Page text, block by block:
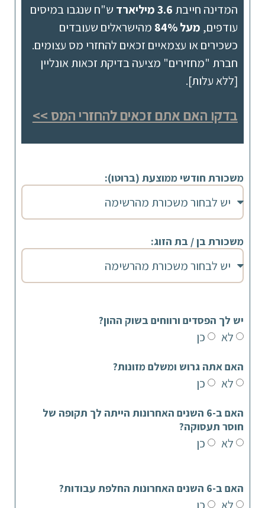
המדינה חייבת 3.6 מיליארד
ש"ח שנגבו במיסים
עודפים, מעל 84%
מהישראלים שעובדים
כשכירים או עצמאיים זכאים להחזרי מס עצומים.
חברת "מחזירים" מציעה בדיקת זכאות אונליין
[ללא עלות].
בדקו האם אתם זכאים להחזרי המס >>
משכורת חודשי ממוצעת (ברוטו):
משכורת בן / בת הזוג:
יש לך הפסדים ורווחים בשוק ההון?
לא כן
האם אתה גרוש ומשלם מזונות?
לא כן
האם ב-6 השנים האחרונות הייתה לך תקופה של
חוסר תעסוקה?
לא כן
האם ב-6 השנים האחרונות החלפת עבודות?